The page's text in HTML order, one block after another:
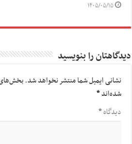
۱۴۰۵/۰۵/۱۵
دیدگاهتان را بنویسید
نشانی ایمیل شما منتشر نخواهد شد.
شده‌اند*
دیدگاه*